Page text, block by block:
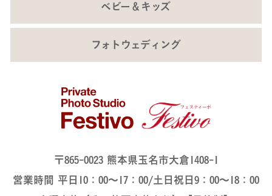
ベビー＆キッズ
フォトウェディング
〒865-0023 熊本県玉名市大倉1408-1
営業時間 平日10：00～17：00/土日祝日9：00～18：00